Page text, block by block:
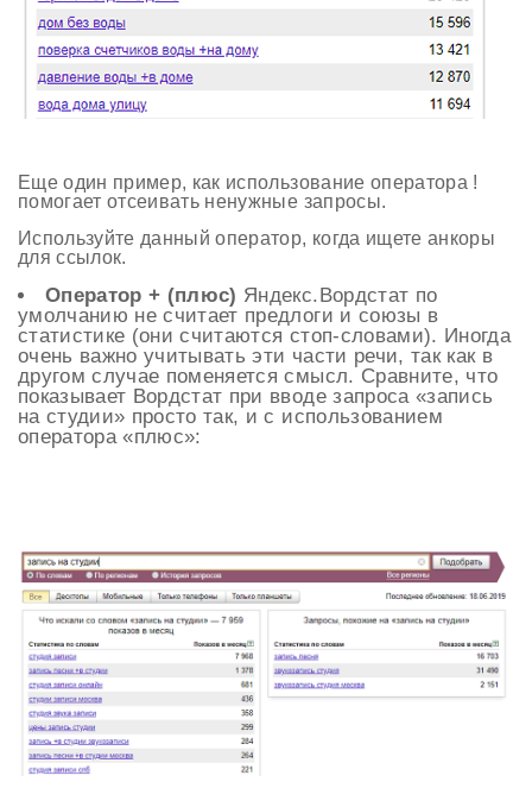
Еще один пример, как использование оператора !
помогает отсеивать ненужные запросы.
Используйте данный оператор, когда ищете анкоры
для ссылок.
Оператор + (плюс) Яндекс.Вордстат по
умолчанию не считает предлоги и союзы в
статистике (они считаются стоп-словами). Иногда
очень важно учитывать эти части речи, так как в
другом случае поменяется смысл. Сравните, что
показывает Вордстат при вводе запроса «запись
на студии» просто так, и с использованием
оператора «плюс»: